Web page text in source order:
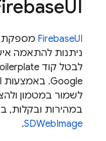
UI
FirebaseUI מספקת
ניתנות להתאמה
לשמור במטמון
במהירות ובקלות,
SDWebImage
.